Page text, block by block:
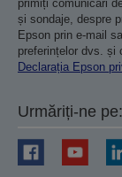
primiți comunicări
și sondaje, despre
Epson prin e-mail
preferințelor dvs. și
Declarația Epson
Urmăriți-ne pe: